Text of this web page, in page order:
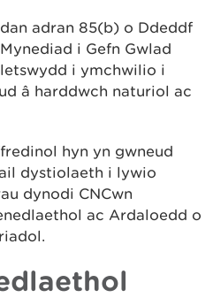
adran 85(b) o Ddeddf
i Gefn Gwlad
i ymchwilio i
â harddwch naturiol ac
hyn yn gwneud
dystiolaeth i lywio
dynodi CNCwn
ac Ardaloedd o